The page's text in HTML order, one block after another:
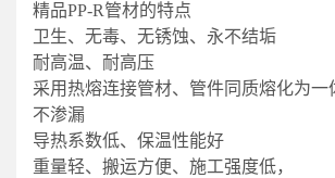
精品PP-R管材的特点
卫生、无毒、无锈蚀、永不结垢
耐高温、耐高压
采用热熔连接管材、管件同质熔化为一
不渗漏
导热系数低、保温性能好
重量轻、搬运方便、施工强度低，